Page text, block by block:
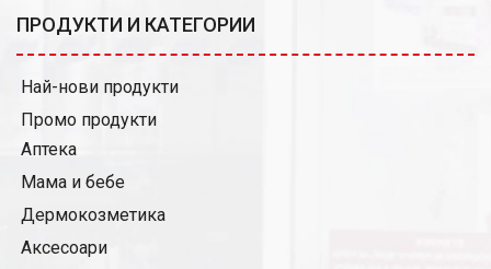
ПРОДУКТИ И КАТЕГОРИИ
Най-нови продукти
Промо продукти
Аптека
Мама и бебе
Дермокозметика
Аксесоари